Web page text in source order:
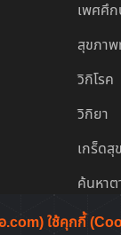
.com) ใช้คุกกี้
เพศศึก
สุขภาพ
วิกิโรค
วิกิยา
เกร็ดสุ
ค้นหาต
ค้นหาต